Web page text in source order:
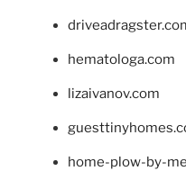
hematologa.com
lizaivanov.com
home-plow-by-